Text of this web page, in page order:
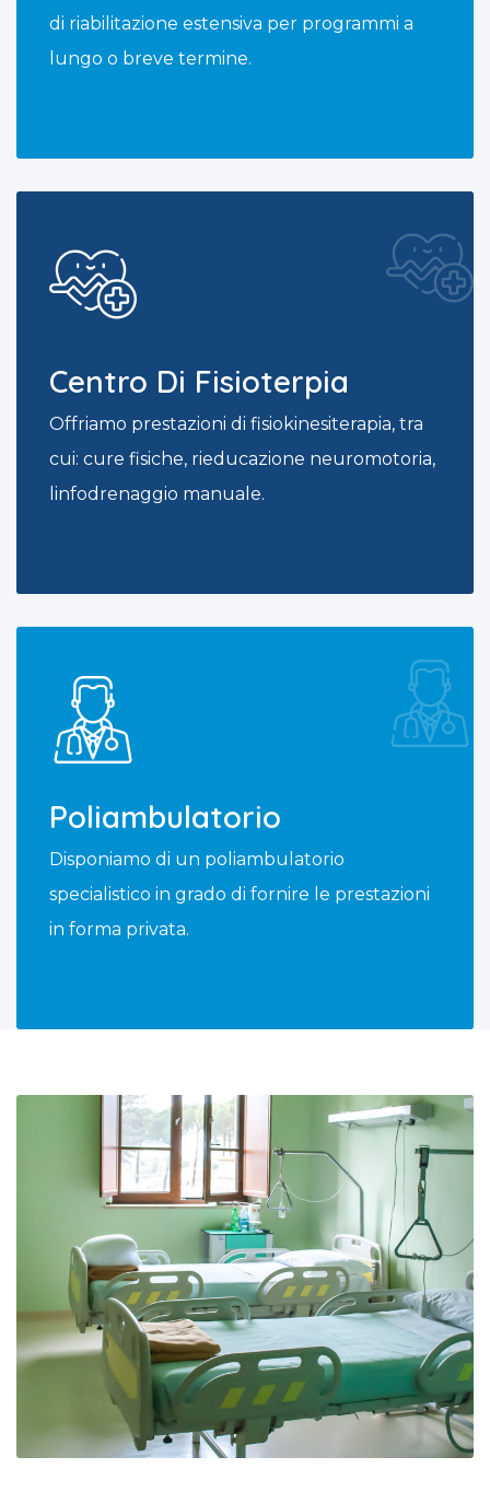
di riabilitazione estensiva per programmi a
lungo o breve termine.
Centro Di Fisioterpia
Offriamo prestazioni di fisiokinesiterapia, tra
cui: cure fisiche, rieducazione neuromotoria,
linfodrenaggio manuale.
Poliambulatorio
Disponiamo di un poliambulatorio
specialistico in grado di fornire le prestazioni
in forma privata.